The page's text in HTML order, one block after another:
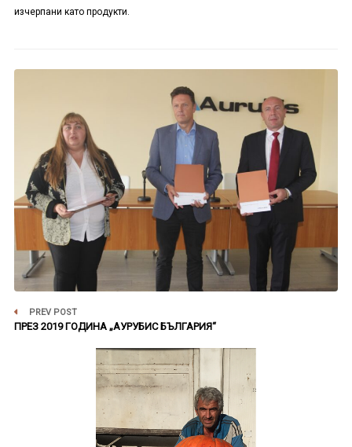
изчерпани като продукти.
PREV POST
ПРЕЗ 2019 ГОДИНА „АУРУБИС БЪЛГАРИЯ“